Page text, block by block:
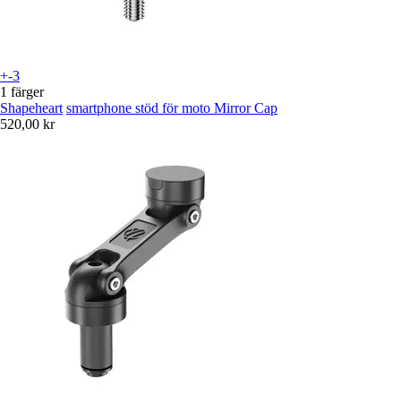
+-3
1 färger
Shapeheart smartphone stöd för moto Mirror Cap
520,00 kr